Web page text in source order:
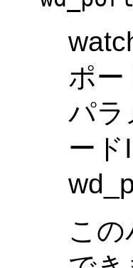
ポー
パラ
ー
こ